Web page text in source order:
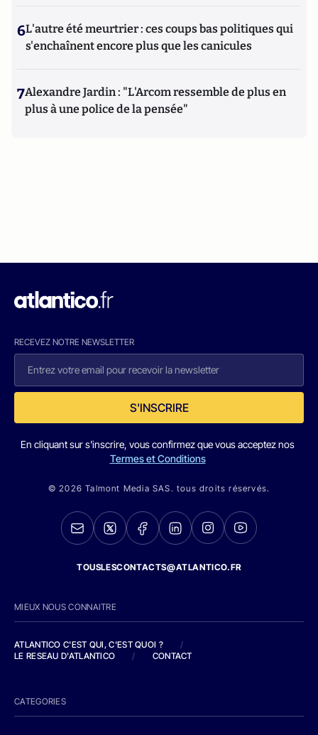
6L'autre été meurtrier : ces coups bas politiques qui
s'enchaînent encore plus que les canicules
7Alexandre Jardin : "L'Arcom ressemble de plus en
plus à une police de la pensée"
RECEVEZ NOTRE NEWSLETTER
S'INSCRIRE
En cliquant sur s'inscrire, vous confirmez que vous acceptez nos
Termes et Conditions
© 2026 Talmont Media SAS. tous droits réservés.
TOUSLESCONTACTS@ATLANTICO.FR
MIEUX NOUS CONNAITRE
ATLANTICO C'EST QUI, C'EST QUOI ?
/
LE RESEAU D'ATLANTICO
/ CONTACT
CATEGORIES